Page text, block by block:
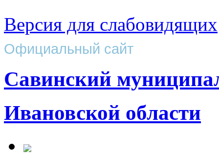
Версия для слабовидящих
Официальный сайт
Савинский
Ивановской области